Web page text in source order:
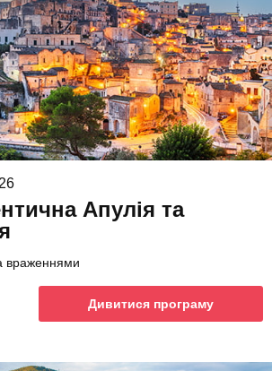
Апулія та
враженнями
Дивитися програму